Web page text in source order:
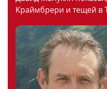
Краймбрери и тещей в